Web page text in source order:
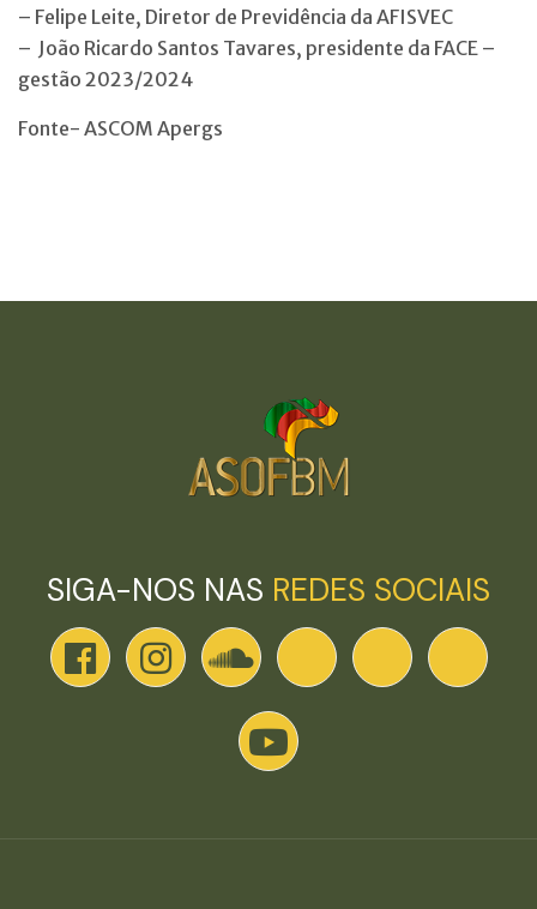
– ⁠Felipe Leite, Diretor de Previdência da AFISVEC
– ⁠ João Ricardo Santos Tavares, presidente da FACE –
gestão 2023/2024
Fonte- ASCOM Apergs
SIGA-NOS NAS REDES SOCIAIS